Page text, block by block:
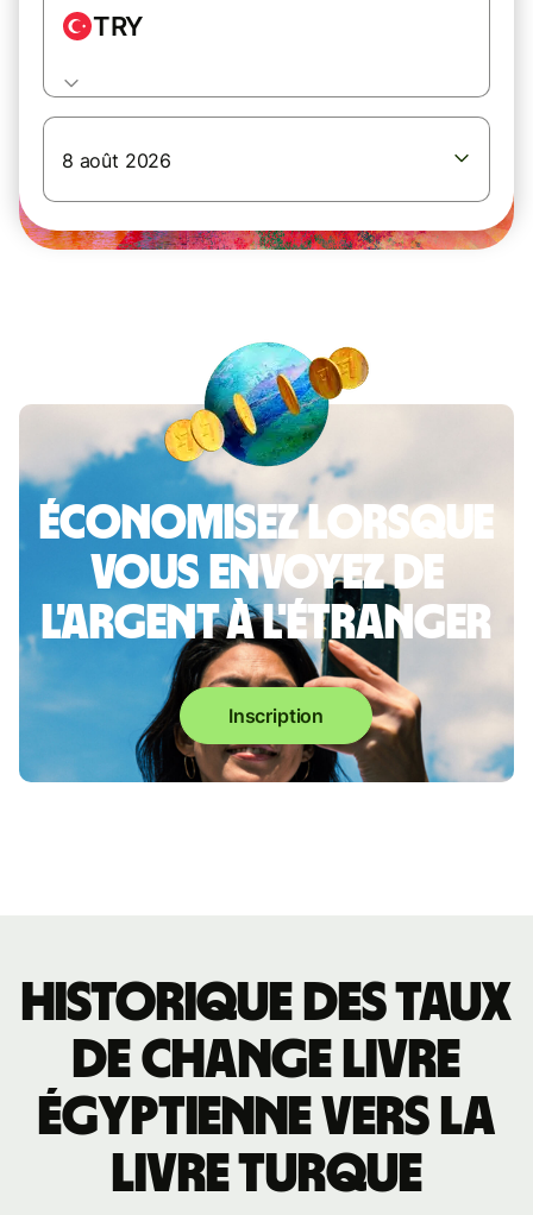
TRY
8 août 2026
Économisez lorsque
vous envoyez de
l'argent à l'étranger
Inscription
Historique des taux
de change livre
égyptienne vers la
livre turque